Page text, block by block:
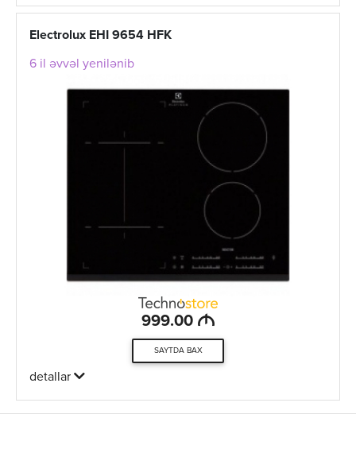
Electrolux EHI 9654 HFK
6 il əvvəl yenilənib
999.00 M
SAYTDA BAX
detallar